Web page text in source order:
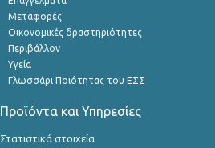
Μεταφορές
Οικονομικές δραστηριότητες
Περιβάλλον
Υγεία
Γλωσσάρι Ποιότητας του ΕΣΣ
Προϊόντα και Υπηρεσίες
Στατιστικά στοιχεία